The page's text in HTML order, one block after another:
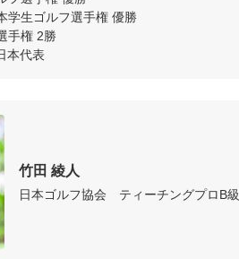
学生ゴルフ選手権 優勝
手権 2勝
本代表
竹田 綾人
日本ゴルフ協会　ティーチングプロB級